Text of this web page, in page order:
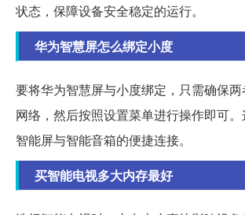
状态，保障设备安全稳定的运行。
华为智慧屏怎么绑定小度
要将华为智慧屏与小度绑定，只需确保
网络，然后按照设置菜单进行操作即可
智能屏与智能音箱的便捷连接。
买智能电视多大内存最好